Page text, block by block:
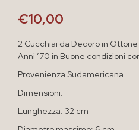
€10,00
2 Cucchiai da Decoro in
Anni ’70 in Buone condizioni
Provenienza Sudamericana
Dimensioni:
Lunghezza: 32 cm